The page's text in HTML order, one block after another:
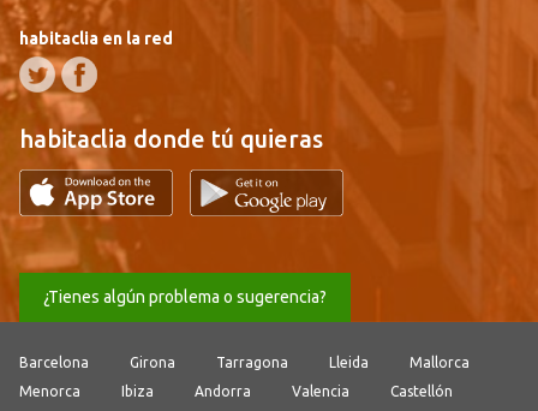
habitaclia en la red
habitaclia donde tú quieras
¿Tienes algún problema o sugerencia?
Barcelona Girona Tarragona Lleida
Mallorca
Menorca
Ibiza Andorra Valencia
Castellón